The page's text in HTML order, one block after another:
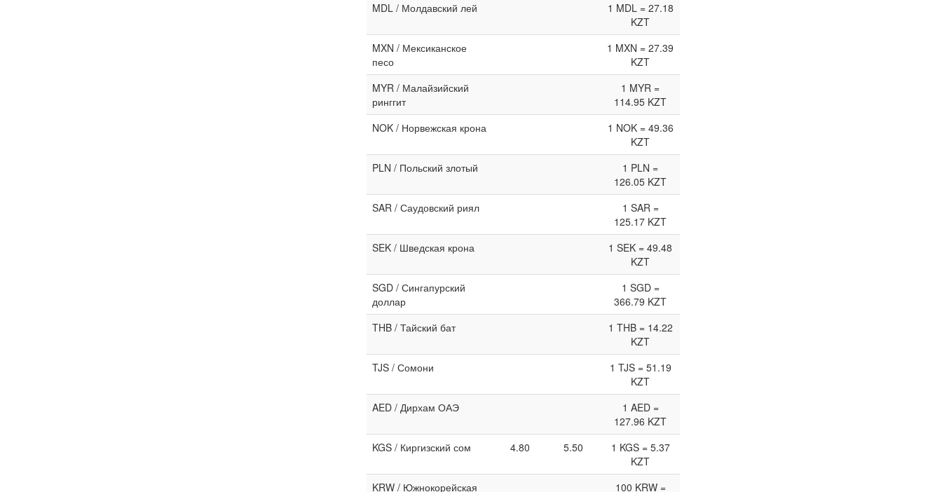
MDL / Молдавский лей
1 MDL = 27.18
KZT
MXN / Мексиканское
песо
1 MXN = 27.39
KZT
MYR / Малайзийский
ринггит
1 MYR =
114.95 KZT
NOK / Норвежская крона
1 NOK = 49.36
KZT
PLN / Польский злотый
1 PLN =
126.05 KZT
SAR / Саудовский риял
1 SAR =
125.17 KZT
SEK / Шведская крона
1 SEK = 49.48
KZT
SGD / Сингапурский
доллар
1 SGD =
366.79 KZT
THB / Тайский бат
1 THB = 14.22
KZT
TJS / Сомони
1 TJS = 51.19
KZT
AED / Дирхам ОАЭ
1 AED =
127.96 KZT
KGS / Киргизский сом
4.80 5.50
1 KGS = 5.37
KZT
KRW / Южнокорейская
100 KRW =